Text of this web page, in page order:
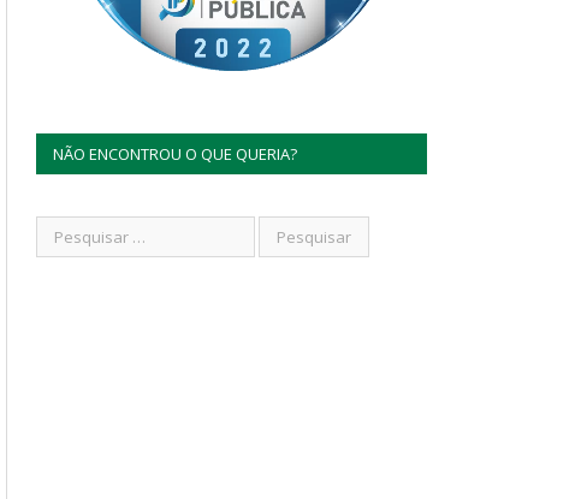
NÃO ENCONTROU O QUE QUERIA?